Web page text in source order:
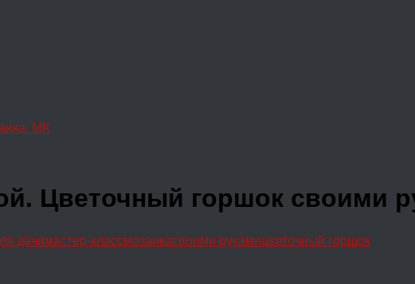
МК
Цветочный горшок своими
дачимастер-классмозаикасвоими рукамицветочный горшок